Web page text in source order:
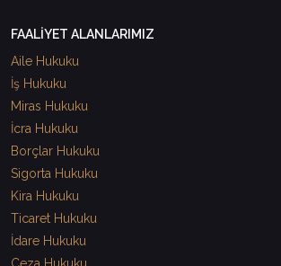
FAALİYET ALANLARIMIZ
Aile Hukuku
İş Hukuku
Miras Hukuku
İcra Hukuku
Borçlar Hukuku
Sigorta Hukuku
Kira Hukuku
Ticaret Hukuku
İdare Hukuku